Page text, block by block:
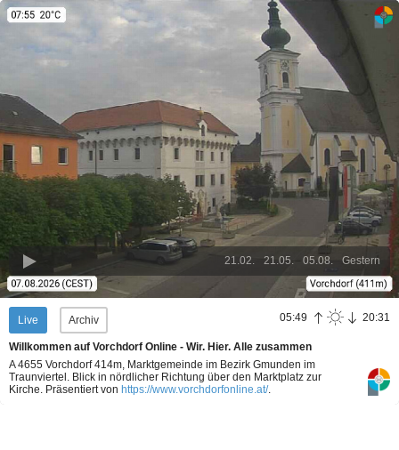
Gestern
05.08.
21.05.
21.02.
Live Archiv 05:49 20:31
Willkommen auf Vorchdorf Online - Wir. Hier. Alle zusammen
A 4655 Vorchdorf 414m, Marktgemeinde im Bezirk Gmunden im
Traunviertel. Blick in nördlicher Richtung über den Marktplatz zur
Kirche. Präsentiert von https://www.vorchdorfonline.at/.